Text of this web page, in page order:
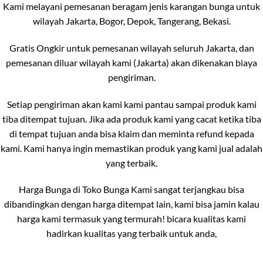
Kami melayani pemesanan beragam jenis karangan bunga untuk
wilayah Jakarta, Bogor, Depok, Tangerang, Bekasi.
Gratis Ongkir untuk pemesanan wilayah seluruh Jakarta, dan
pemesanan diluar wilayah kami (Jakarta) akan dikenakan biaya
pengiriman.
Setiap pengiriman akan kami kami pantau sampai produk kami
tiba ditempat tujuan. Jika ada produk kami yang cacat ketika tiba
di tempat tujuan anda bisa klaim dan meminta refund kepada
kami. Kami hanya ingin memastikan produk yang kami jual adalah
yang terbaik.
Harga Bunga di Toko Bunga Kami sangat terjangkau bisa
dibandingkan dengan harga ditempat lain, kami bisa jamin kalau
harga kami termasuk yang termurah! bicara kualitas kami
hadirkan kualitas yang terbaik untuk anda,